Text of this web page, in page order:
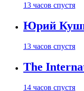
13 часов спустя
Юрий
13 часов спустя
The
14 часов спустя